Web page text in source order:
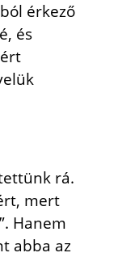
érkező
és
rá.
mert
Hanem
abba az